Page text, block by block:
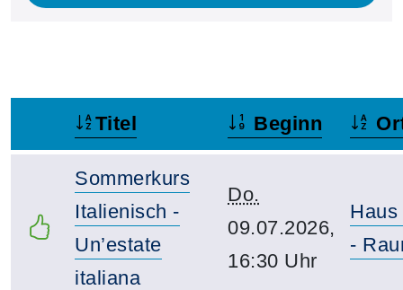
Titel Beginn
Sommerkurs
Italienisch -
Un’estate
italiana
Do.
09.07.2026,
16:30 Uhr
-